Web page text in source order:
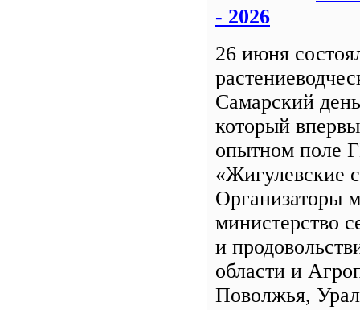
- 2026
26 июня
Самарский
который
опытном поле
«Жигулевские
Организаторы
министерство
и
области и
Поволжья,